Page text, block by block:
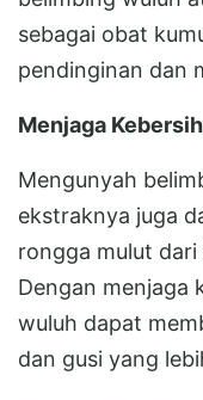
sebagai obat
pendinginan dan
Menjaga
Mengunyah
ekstraknya juga
rongga mulut
Dengan menjaga
wuluh dapat
dan gusi yang